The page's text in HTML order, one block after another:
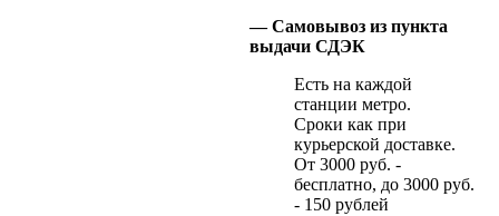
— Самовывоз из пункта
выдачи СДЭК
Есть на каждой
станции метро.
Сроки как при
курьерской доставке.
От 3000 руб. -
бесплатно, до 3000 руб.
- 150 рублей